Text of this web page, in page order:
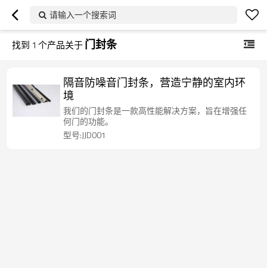
请输入一个搜索词
找到 1 个产品关于门封条
隔音防噪音门封条，营造宁静的室内环
境
我们的门封条是一款高性能解决方案，旨在增强任
何门的功能。
型号:JJD001